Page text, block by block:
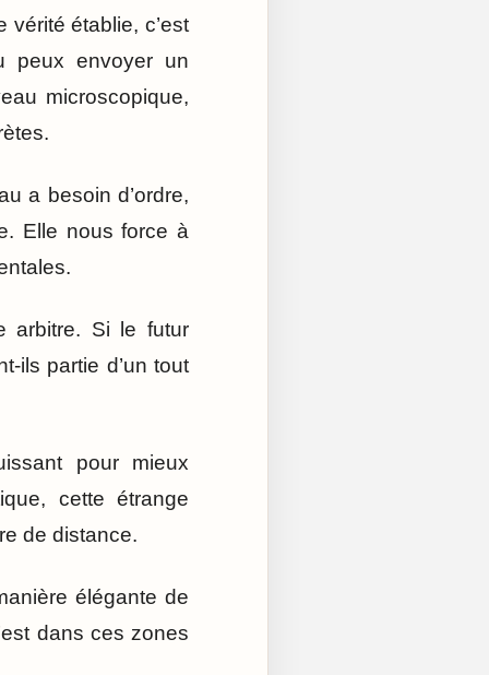
vérité établie, c’est
peux envoyer un
microscopique,
a besoin d’ordre,
Elle nous force à
arbitre. Si le futur
ils partie d’un tout
pour mieux
cette étrange
de distance.
élégante de
dans ces zones